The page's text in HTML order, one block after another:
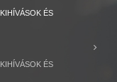
ÉS
ÉS